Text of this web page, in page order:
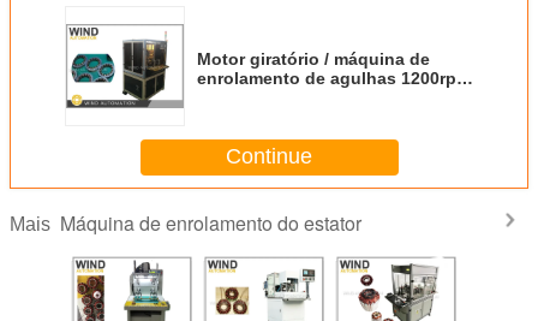
Motor giratório / máquina de
enrolamento de agulhas 1200rpm
Continue
Mais Máquina de enrolamento do estator